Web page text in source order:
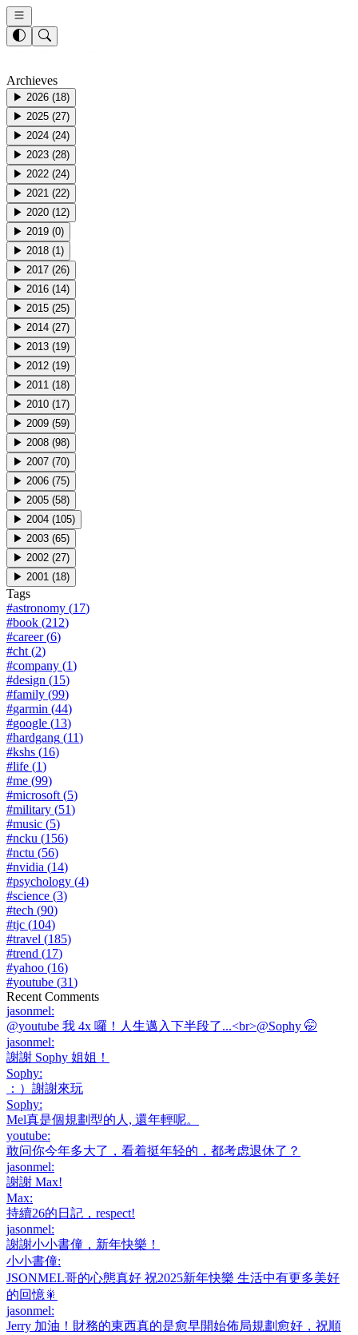
Archieves
▶ 2026 (18)
▶ 2025 (27)
▶ 2024 (24)
▶ 2023 (28)
▶ 2022 (24)
▶ 2021 (22)
▶ 2020 (12)
▶ 2019 (0)
▶ 2018 (1)
▶ 2017 (26)
▶ 2016 (14)
▶ 2015 (25)
▶ 2014 (27)
▶ 2013 (19)
▶ 2012 (19)
▶ 2011 (18)
▶ 2010 (17)
▶ 2009 (59)
▶ 2008 (98)
▶ 2007 (70)
▶ 2006 (75)
▶ 2005 (58)
▶ 2004 (105)
▶ 2003 (65)
▶ 2002 (27)
▶ 2001 (18)
Tags
#astronomy (17)
#book (212)
#career(6)
#cht (2)
#company (1)
#design (15)
#family (99)
#garmin (44)
#google (13)
#hardgang (11)
#kshs (16)
#life (1)
#me (99)
#microsoft (5)
#military (51)
#music (5)
#ncku (156)
#nctu (56)
#nvidia (14)
#psychology (4)
#science (3)
#tech (90)
#tjc (104)
#travel (185)
#trend (17)
#yahoo (16)
#youtube (31)
Recent Comments
jasonmel:
@youtube 我 4x 囉！人生邁入下半段了...<br>@Sophy 🤭
jasonmel:
謝謝 Sophy 姐姐！
Sophy:
：）謝謝來玩
Sophy:
Mel真是個規劃型的人, 還年輕呢。
youtube:
敢问你今年多大了，看着挺年轻的，都考虑退休了？
jasonmel:
謝謝 Max!
Max:
持續26的日記，respect!
jasonmel:
謝謝小小書僮，新年快樂！
小小書僮:
JSONMEL哥的心態真好 祝2025新年快樂 生活中有更多美好
的回憶🎇
jasonmel:
Jerry 加油！財務的東西真的是愈早開始佈局規劃愈好，祝順